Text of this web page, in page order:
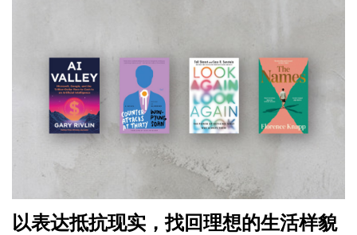
以表达抵抗现实，找回理想的生活样貌